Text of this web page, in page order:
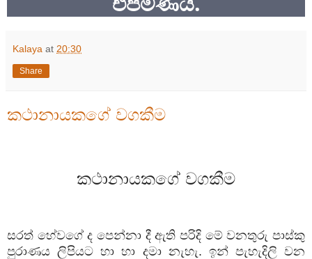
Kalaya at 20:30
Share
කථානායකගේ වගකීම
කථානායකගේ වගකීම
සරත් හේවගේ ද පෙන්නා දී ඇති පරිදි මේ වනතුරු පාස්කු
පුරාණය ලිපියට හා හා දමා නැහැ. ඉන් පැහැදිලි වන